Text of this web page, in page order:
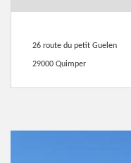
26 route du petit Guelen
29000 Quimper